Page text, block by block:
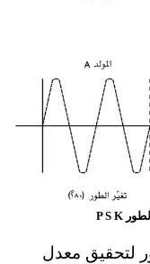
لتحقيق معدل